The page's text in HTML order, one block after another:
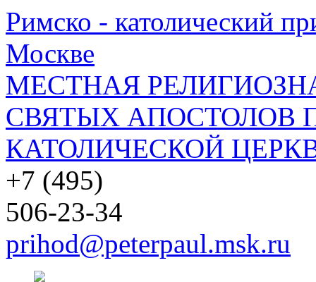
Римско - католический
Москве
МЕСТНАЯ
СВЯТЫХ АПОСТОЛОВ
КАТОЛИЧЕСКОЙ
+7 (495)
506-23-34
prihod@peterpaul.msk.ru